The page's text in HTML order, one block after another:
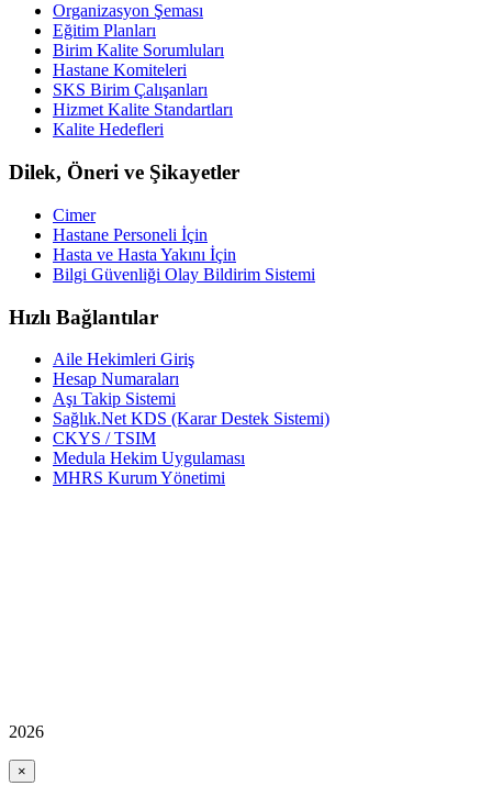
Organizasyon Şeması
Eğitim Planları
Birim Kalite Sorumluları
Hastane Komiteleri
SKS Birim Çalışanları
Hizmet Kalite Standartları
Kalite Hedefleri
Dilek, Öneri ve Şikayetler
Cimer
Hastane Personeli İçin
Hasta ve Hasta Yakını İçin
Bilgi Güvenliği Olay Bildirim Sistemi
Hızlı Bağlantılar
Aile Hekimleri Giriş
Hesap Numaraları
Aşı Takip Sistemi
Sağlık.Net KDS (Karar Destek Sistemi)
CKYS / TSIM
Medula Hekim Uygulaması
MHRS Kurum Yönetimi
2026
×